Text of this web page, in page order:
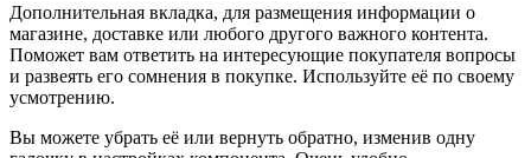
Дополнительная вкладка, для размещения информации о
магазине, доставке или любого другого важного контента.
Поможет вам ответить на интересующие покупателя вопросы
и развеять его сомнения в покупке. Используйте её по своему
усмотрению.
Вы можете убрать её или вернуть обратно, изменив одну